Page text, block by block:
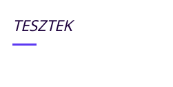
TESZTEK